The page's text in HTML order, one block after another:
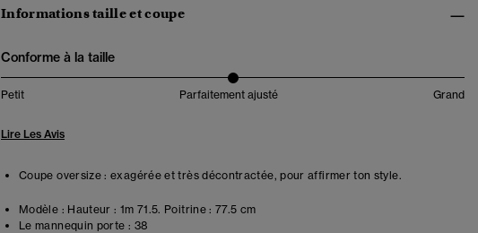
Informations taille et coupe
Conforme à la taille
Petit Parfaitement ajusté Grand
Lire Les Avis
Coupe oversize : exagérée et très décontractée, pour affirmer ton style.
Modèle : Hauteur : 1m 71.5. Poitrine : 77.5 cm
Le mannequin porte : 38